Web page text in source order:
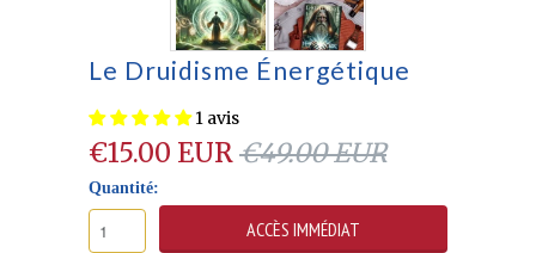
Le Druidisme Énergétique
1 avis
€15.00 EUR€49.00 EUR
Quantité: